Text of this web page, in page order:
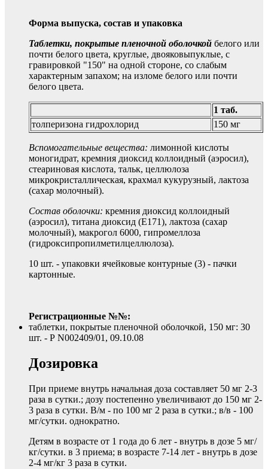
Форма выпуска, состав и упаковка
Таблетки, покрытые пленочной оболочкой белого или
почти белого цвета, круглые, двояковыпуклые, с
гравировкой "150" на одной стороне, со слабым
характерным запахом; на изломе белого или почти
белого цвета.
1 таб.
толперизона гидрохлорид
150 мг
Вспомогательные вещества: лимонной кислоты
моногидрат, кремния диоксид коллоидный (аэросил),
стеариновая кислота, тальк, целлюлоза
микрокристаллическая, крахмал кукурузный, лактоза
(сахар молочный).
Состав оболочки: кремния диоксид коллоидный
(аэросил), титана диоксид (E171), лактоза (сахар
молочный), макрогол 6000, гипромеллоза
(гидроксипропилметилцеллюлоза).
10 шт. - упаковки ячейковые контурные (3) - пачки
картонные.
Регистрационные №№:
таблетки, покрытые пленочной оболочкой, 150 мг: 30
шт. - Р N002409/01, 09.10.08
Дозировка
При приеме внутрь начальная доза составляет 50 мг 2-3
раза в сутки.; дозу постепенно увеличивают до 150 мг 2-
3 раза в сутки. В/м - по 100 мг 2 раза в сутки.; в/в - 100
мг/сутки. однократно.
Детям в возрасте от 1 года до 6 лет - внутрь в дозе 5 мг/
кг/сутки. в 3 приема; в возрасте 7-14 лет - внутрь в дозе
2-4 мг/кг 3 раза в сутки.